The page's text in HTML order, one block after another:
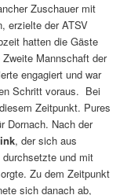
Zuschauer mit
erzielte der ATSV
hatten die Gäste
Mannschaft der
engagiert und war
Schritt voraus. Bei
Zeitpunkt. Pures
Dornach. Nach der
, der sich aus
und mit
Zu dem Zeitpunkt
sich danach ab,